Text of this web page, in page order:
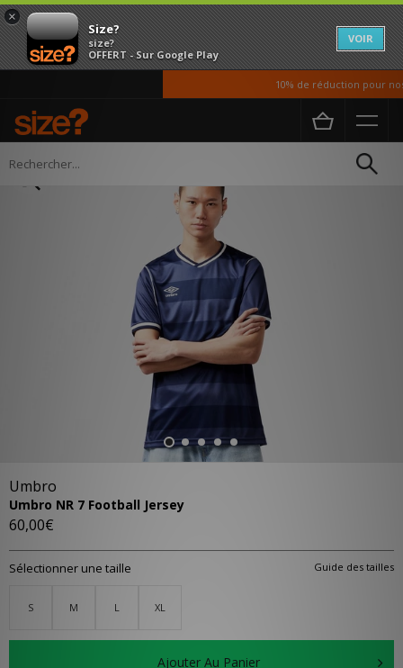
×
Size?
size?
OFFERT - Sur Google Play
VOIR
10% de réduction pour nos
Accueil Homme
Umbro
Umbro NR 7 Football Jersey
60,00€
Guide des tailles
Sélectionner une taille
S M L XL
Ajouter Au Panier